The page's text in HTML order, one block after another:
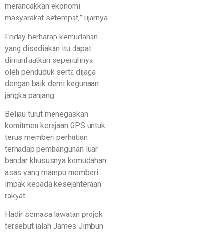
merancakkan ekonomi
masyarakat setempat,” ujarnya.
Friday berharap kemudahan
yang disediakan itu dapat
dimanfaatkan sepenuhnya
oleh penduduk serta dijaga
dengan baik demi kegunaan
jangka panjang.
Beliau turut menegaskan
komitmen kerajaan GPS untuk
terus memberi perhatian
terhadap pembangunan luar
bandar khususnya kemudahan
asas yang mampu memberi
impak kepada kesejahteraan
rakyat.
Hadir semasa lawatan projek
tersebut ialah James Jimbun